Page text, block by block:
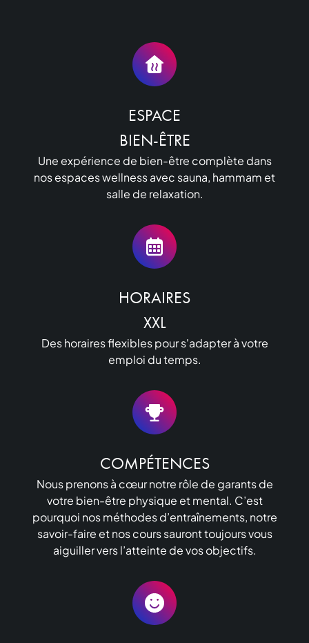
ESPACE
BIEN-ÊTRE
Une expérience de bien-être complète dans
nos espaces wellness avec sauna, hammam et
salle de relaxation.
HORAIRES
XXL
Des horaires flexibles pour s'adapter à votre
emploi du temps.
COMPÉTENCES
Nous prenons à cœur notre rôle de garants de
votre bien-être physique et mental. C’est
pourquoi nos méthodes d’entraînements, notre
savoir-faire et nos cours sauront toujours vous
aiguiller vers l’atteinte de vos objectifs.